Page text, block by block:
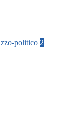
politico 2